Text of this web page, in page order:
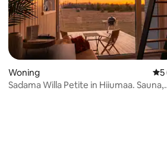
beoordeling van 4,88 op 5, 94
Woning
5
Sadama Willa Petite in Hiiumaa. Sauna,